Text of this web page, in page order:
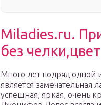
Miladies.ru.
без
Много лет подряд одной
является
успешная, яркая, очень